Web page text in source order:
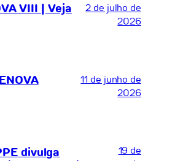
VIII | Veja
2 de julho de
2026
11 de junho de
2026
divulga
19 de